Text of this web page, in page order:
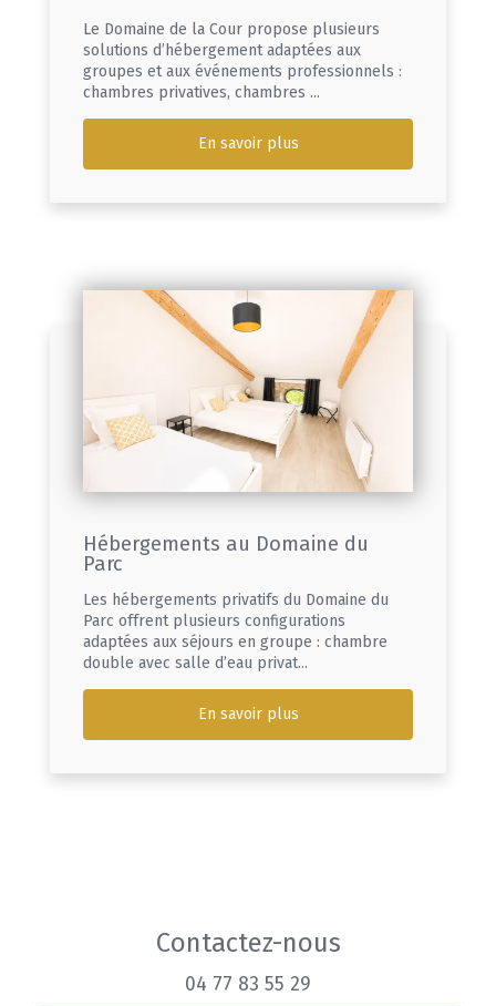
Le Domaine de la Cour propose plusieurs
solutions d’hébergement adaptées aux
groupes et aux événements professionnels :
chambres privatives, chambres ...
En savoir plus
Hébergements au Domaine du
Parc
Les hébergements privatifs du Domaine du
Parc offrent plusieurs configurations
adaptées aux séjours en groupe : chambre
double avec salle d’eau privat...
En savoir plus
Contactez-nous
04 77 83 55 29